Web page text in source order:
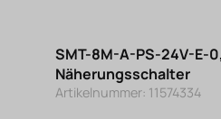
SMT-8M-A-PS-24V-E-
Näherungsschalter
Artikelnummer: 11574334